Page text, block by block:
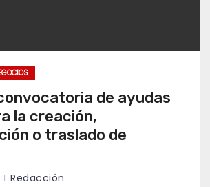
de ayudas
la creación,
o traslado de
Redacción